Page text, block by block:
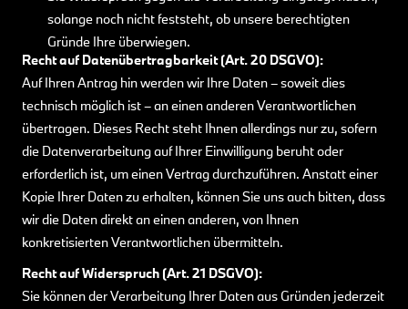
solange noch nicht feststeht, ob unsere berechtigten
Gründe Ihre überwiegen.
Recht auf Datenübertragbarkeit (Art. 20 DSGVO):
Auf Ihren Antrag hin werden wir Ihre Daten – soweit dies
technisch möglich ist – an einen anderen Verantwortlichen
übertragen. Dieses Recht steht Ihnen allerdings nur zu, sofern
die Datenverarbeitung auf Ihrer Einwilligung beruht oder
erforderlich ist, um einen Vertrag durchzuführen. Anstatt einer
Kopie Ihrer Daten zu erhalten, können Sie uns auch bitten, dass
wir die Daten direkt an einen anderen, von Ihnen
konkretisierten Verantwortlichen übermitteln.
Recht auf Widerspruch (Art. 21 DSGVO):
Sie können der Verarbeitung Ihrer Daten aus Gründen jederzeit